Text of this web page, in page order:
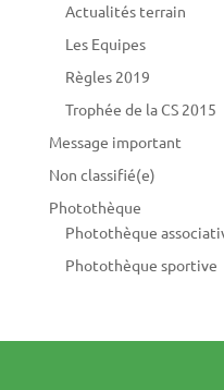
Actualités terrain
Les Equipes
Règles 2019
Trophée de la CS 2015
Message important
Non classifié(e)
Photothèque
Photothèque
Photothèque sportive